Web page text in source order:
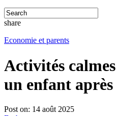
share
Economie et parents
Activités
un enfant après
Post on: 14 août 2025